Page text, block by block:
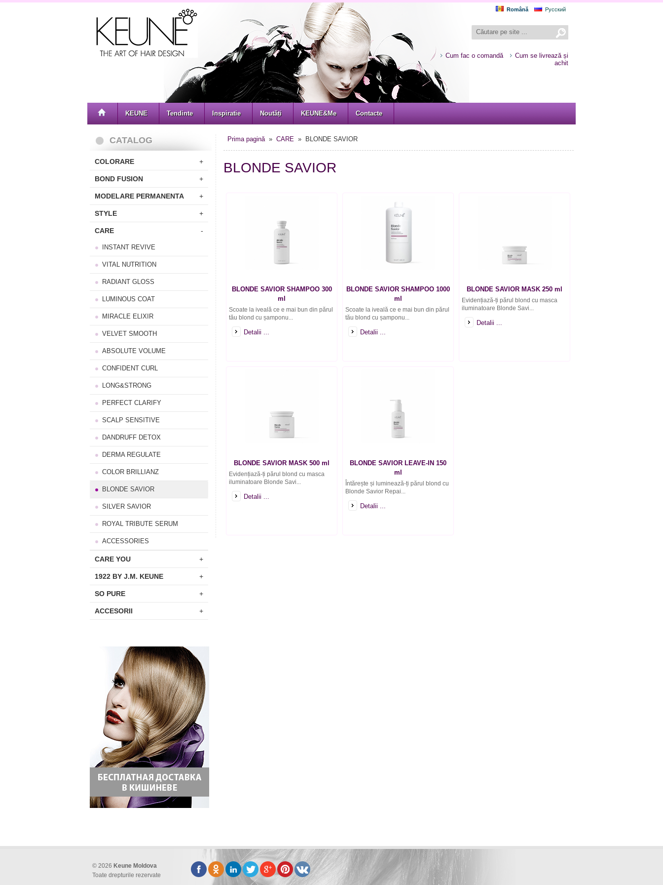
Română Русский
KEUNE Tendinte Inspiratie Noutăți KEUNE&Me Contacte
Cum fac o comandă
Cum se livrează și
achit
CATALOG
COLORARE +
BOND FUSION +
MODELARE PERMANENTA +
STYLE +
CARE -
INSTANT REVIVE
VITAL NUTRITION
RADIANT GLOSS
LUMINOUS COAT
MIRACLE ELIXIR
VELVET SMOOTH
ABSOLUTE VOLUME
CONFIDENT CURL
LONG&STRONG
PERFECT CLARIFY
SCALP SENSITIVE
DANDRUFF DETOX
DERMA REGULATE
COLOR BRILLIANZ
BLONDE SAVIOR
SILVER SAVIOR
ROYAL TRIBUTE SERUM
ACCESSORIES
CARE YOU +
1922 BY J.M. KEUNE +
SO PURE +
ACCESORII +
Prima pagină» CARE » BLONDE SAVIOR
BLONDE SAVIOR
BLONDE SAVIOR SHAMPOO 300
ml
Scoate la iveală ce e mai bun din părul
tău blond cu șamponu...
Detalii ...
BLONDE SAVIOR SHAMPOO 1000
ml
Scoate la iveală ce e mai bun din părul
tău blond cu șamponu...
Detalii ...
BLONDE SAVIOR MASK 250 ml
Evidențiază-ți părul blond cu masca
iluminatoare Blonde Savi...
Detalii ...
BLONDE SAVIOR MASK 500 ml
Evidențiază-ți părul blond cu masca
iluminatoare Blonde Savi...
Detalii ...
BLONDE SAVIOR LEAVE-IN 150
ml
Întărește și luminează-ți părul blond cu
Blonde Savior Repai...
Detalii ...
© 2026 Keune Moldova
Toate drepturile rezervate